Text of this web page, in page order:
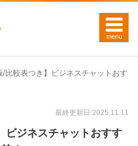
/比較表つき】ビジネスチャットおす
最終更新日:2025.11.11
ビジネスチャットおすす